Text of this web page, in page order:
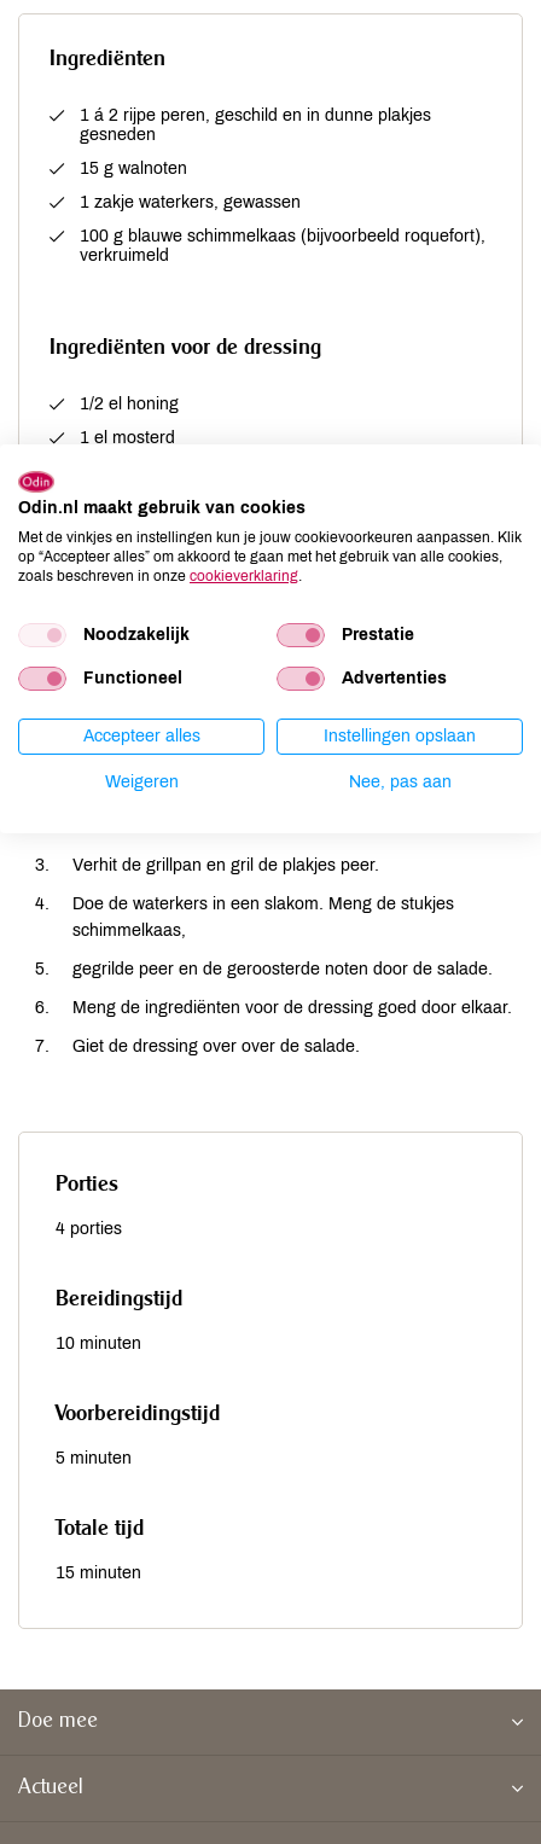
Ingrediënten
1 á 2 rijpe peren, geschild en in dunne plakjes
gesneden
15 g walnoten
1 zakje waterkers, gewassen
100 g blauwe schimmelkaas (bijvoorbeeld roquefort),
verkruimeld
Ingrediënten voor de dressing
1/2 el honing
1 el mosterd
1 el olijfolie
peper en zout
Bereiding
koekenpan.
Verhit de grillpan en gril de plakjes peer.
Doe de waterkers in een slakom. Meng de stukjes
schimmelkaas,
gegrilde peer en de geroosterde noten door de salade.
Meng de ingrediënten voor de dressing goed door elkaar.
Giet de dressing over over de salade.
Porties
4 porties
Bereidingstijd
10 minuten
Voorbereidingstijd
5 minuten
Totale tijd
15 minuten
Doe mee
Actueel
Odin.nl maakt gebruik van cookies
Met de vinkjes en instellingen kun je jouw cookievoorkeuren aanpassen. Klik
op “Accepteer alles” om akkoord te gaan met het gebruik van alle cookies,
zoals beschreven in onze cookieverklaring
Noodzakelijk Prestatie
Functioneel Advertenties
Accepteer alles Instellingen opslaan
Weigeren Nee, pas aan